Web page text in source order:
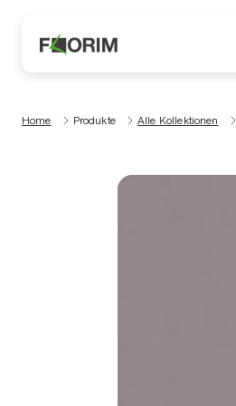
Home Produkte Alle Kollektionen